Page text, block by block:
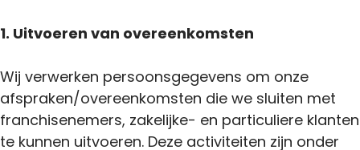
1. Uitvoeren van overeenkomsten
Wij verwerken persoonsgegevens om onze
afspraken/overeenkomsten die we sluiten met
franchisenemers, zakelijke- en particuliere klanten
te kunnen uitvoeren. Deze activiteiten zijn onder